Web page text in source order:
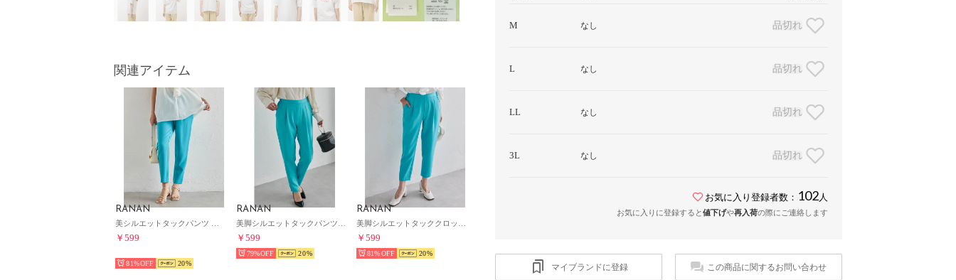
関連アイテム
RANAN
￥599
81% 20
RANAN
￥599
79% 20
RANAN
￥599
81% 20
M なし 品切れ
L なし 品切れ
LL なし 品切れ
3L なし 品切れ
お気に入り登録者数： 102 人
お気に入りに登録すると値下げや再入荷の際にご連絡します
マイブランドに登録 この商品に関するお問い合わせ